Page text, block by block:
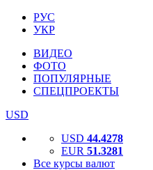
РУС
УКР
ВИДЕО
ФОТО
ПОПУЛЯРНЫЕ
СПЕЦПРОЕКТЫ
USD
USD 44.4278
EUR 51.3281
Все курсы валют